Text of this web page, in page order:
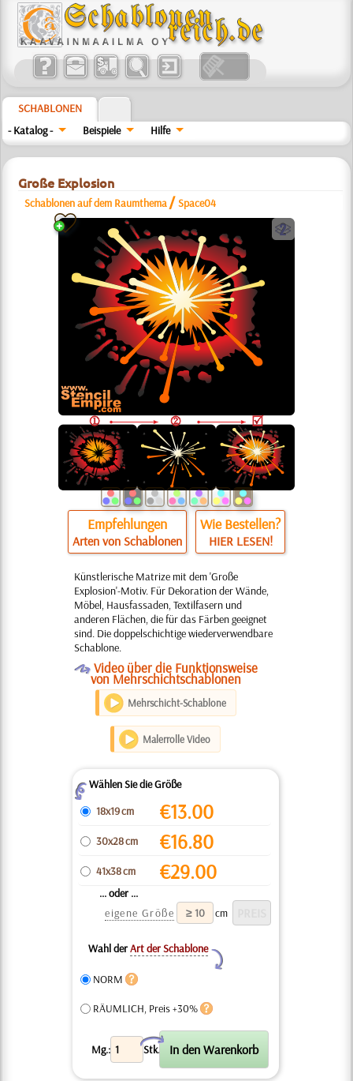
SCHABLONEN
- Katalog -
Beispiele Hilfe
Große Explosion
Schablonen auf dem Raumthema /Space04
b
Empfehlungen
Arten von Schablonen
Wie Bestellen?
HIER LESEN!
Künstlerische Matrize mit dem 'Große
Explosion'-Motiv. Für Dekoration der Wände,
Möbel, Hausfassaden, Textilfasern und
anderen Flächen, die für das Färben geeignet
sind. Die doppelschichtige wiederverwendbare
Schablone.
O Video über die Funktionsweise
von Mehrschichtschablonen
Mehrschicht-Schablone
Malerrolle Video
ZWählen Sie die Größe
18x19 cm
€13.00
30x28 cm €16.80
41x38 cm €29.00
... oder ...
eigene Größe
cm
Wahl derArt der Schablone
Y
NORM
RÄUMLICH, Preis +30%
Mg.: Stk.
X